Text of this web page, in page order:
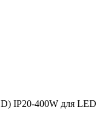
IP20-400W для LED